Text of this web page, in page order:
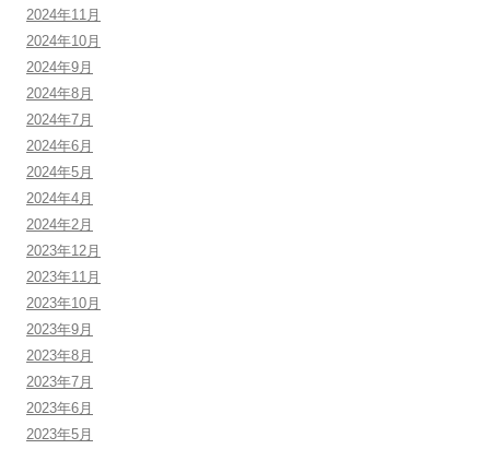
2024年11月
2024年10月
2024年9月
2024年8月
2024年7月
2024年6月
2024年5月
2024年4月
2024年2月
2023年12月
2023年11月
2023年10月
2023年9月
2023年8月
2023年7月
2023年6月
2023年5月